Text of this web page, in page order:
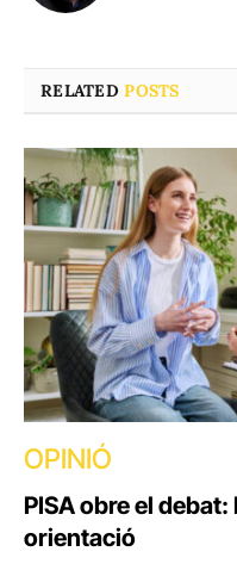
RELATEDPOSTS
OPINIÓ
PISA obre el
orientació